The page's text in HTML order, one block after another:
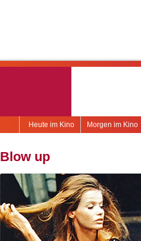
Morgen im Kino
Heute im Kino
Blow up